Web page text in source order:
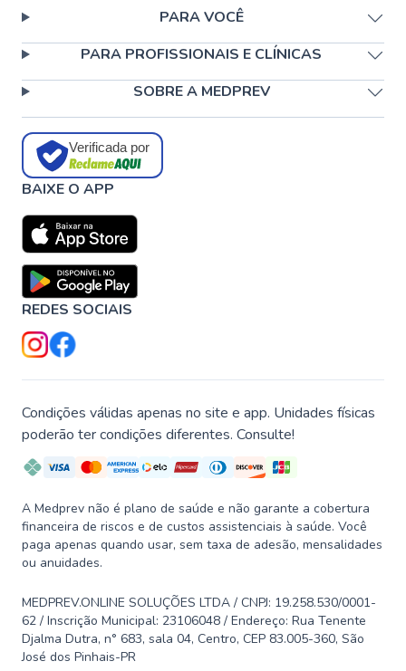
PARA VOCÊ
PARA PROFISSIONAIS E CLÍNICAS
SOBRE A MEDPREV
Verificada por
BAIXE O APP
REDES SOCIAIS
Condições válidas apenas no site e app. Unidades físicas
poderão ter condições diferentes. Consulte!
A Medprev não é plano de saúde e não garante a cobertura
financeira de riscos e de custos assistenciais à saúde. Você
paga apenas quando usar, sem taxa de adesão, mensalidades
ou anuidades.
MEDPREV.ONLINE SOLUÇÕES LTDA / CNPJ: 19.258.530/0001-
62 / Inscrição Municipal: 23106048 / Endereço: Rua Tenente
Djalma Dutra, n° 683, sala 04, Centro, CEP 83.005-360, São
José dos Pinhais-PR